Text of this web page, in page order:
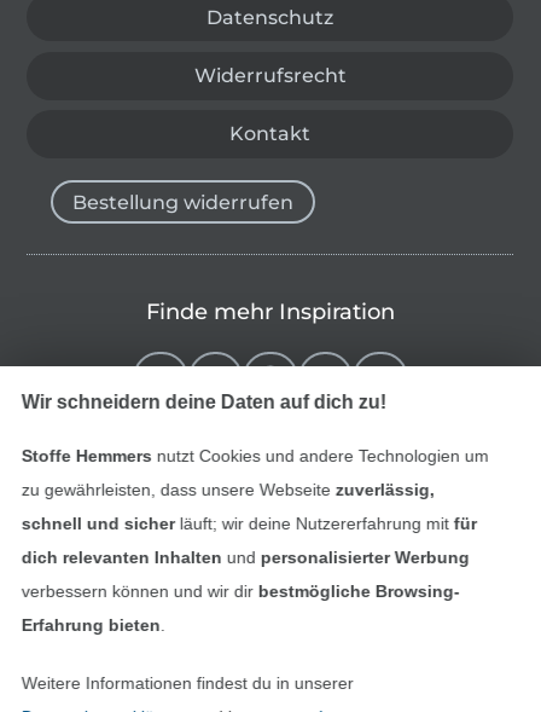
Datenschutz
Widerrufsrecht
Kontakt
Bestellung widerrufen
Finde mehr Inspiration
Deutsch
Wir schneidern deine Daten auf dich zu!
Stoffe Hemmers nutzt Cookies und andere Technologien um
zu gewährleisten, dass unsere Webseite zuverlässig,
schnell und sicherläuft; wir deine Nutzererfahrung mitfür
dich relevanten Inhalten und personalisierter Werbung
verbessern können und wir dir bestmögliche Browsing-
Erfahrung bieten
Weitere Informationen findest du in unserer